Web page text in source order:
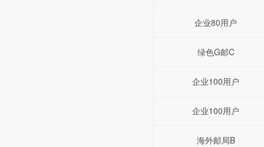
企业80用户
绿色G邮C
企业100用户
企业100用户
海外邮局B